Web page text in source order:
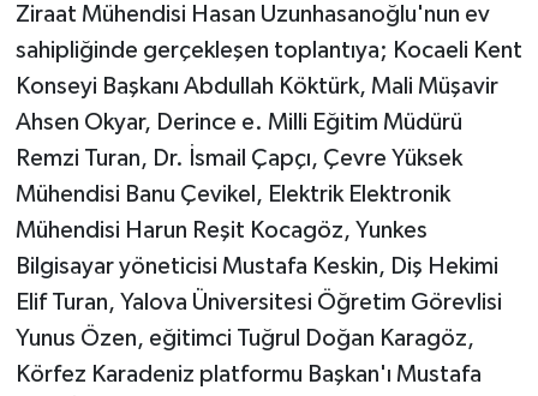
Ziraat Mühendisi Hasan Uzunhasanoğlu'nun ev
sahipliğinde gerçekleşen toplantıya; Kocaeli Kent
Konseyi Başkanı Abdullah Köktürk, Mali Müşavir
Ahsen Okyar, Derince e. Milli Eğitim Müdürü
Remzi Turan, Dr. İsmail Çapçı, Çevre Yüksek
Mühendisi Banu Çevikel, Elektrik Elektronik
Mühendisi Harun Reşit Kocagöz, Yunkes
Bilgisayar yöneticisi Mustafa Keskin, Diş Hekimi
Elif Turan, Yalova Üniversitesi Öğretim Görevlisi
Yunus Özen, eğitimci Tuğrul Doğan Karagöz,
Körfez Karadeniz platformu Başkan'ı Mustafa